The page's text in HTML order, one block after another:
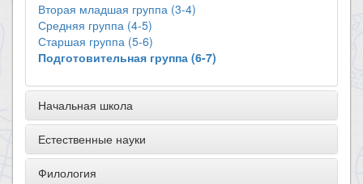
Вторая младшая группа (3-4)
Средняя группа (4-5)
Старшая группа (5-6)
Подготовительная группа (6-7)
Начальная школа
Естественные науки
Филология